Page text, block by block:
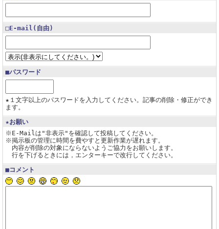
□E-mail(自由)
■パスワード
★１文字以上のパスワードを入力してください。記事の削除・修正ができ
ます。
★お願い
※E-Mailは"非表示"を確認して投稿してください。
※掲示板の管理に時間を費やすと更新作業が遅れます。
内容が削除の対象にならないようご協力をお願いします。
行を下げるときには，エンターキーで改行してください。
■コメント